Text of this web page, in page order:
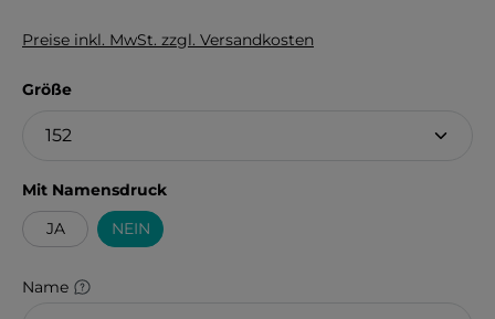
Preise inkl. MwSt. zzgl. Versandkosten
Größeauswählen
Mit Namensdruckauswählen
JA
NEIN
Name